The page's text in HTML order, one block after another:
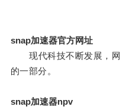
snap加速器官方网址
现代科技不断发展，网
的一部分。
snap加速器npv